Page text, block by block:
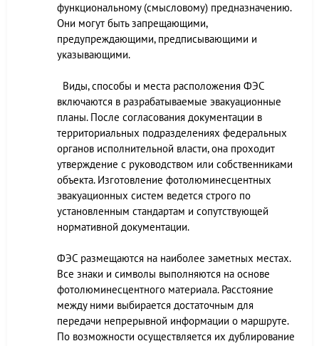
функциональному (смысловому) предназначению.
Они могут быть запрещающими,
предупреждающими, предписывающими и
указывающими.
Виды, способы и места расположения ФЭС
включаются в разрабатываемые эвакуационные
планы. После согласования документации в
территориальных подразделениях федеральных
органов исполнительной власти, она проходит
утверждение с руководством или собственниками
объекта. Изготовление фотолюминесцентных
эвакуационных систем ведется строго по
установленным стандартам и сопутствующей
нормативной документации.
ФЭС размещаются на наиболее заметных местах.
Все знаки и символы выполняются на основе
фотолюминесцентного материала. Расстояние
между ними выбирается достаточным для
передачи непрерывной информации о маршруте.
По возможности осуществляется их дублирование